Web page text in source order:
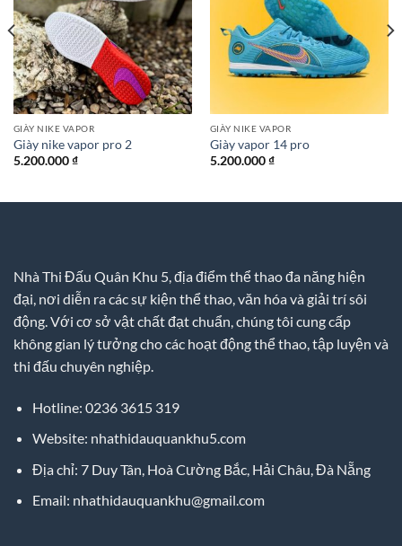
GIÀY NIKE VAPOR
Giày nike vapor pro 2
5.200.000₫
GIÀY NIKE VAPOR
Giày vapor 14 pro
5.200.000₫
Nhà Thi Đấu Quân Khu 5, địa điểm thể thao đa năng hiện
đại, nơi diễn ra các sự kiện thể thao, văn hóa và giải trí sôi
động. Với cơ sở vật chất đạt chuẩn, chúng tôi cung cấp
không gian lý tưởng cho các hoạt động thể thao, tập luyện và
thi đấu chuyên nghiệp.
Hotline: 0236 3615 319
Website: nhathidauquankhu5.com
Địa chỉ: 7 Duy Tân, Hoà Cường Bắc, Hải Châu, Đà Nẵng
Email: nhathidauquankhu@gmail.com